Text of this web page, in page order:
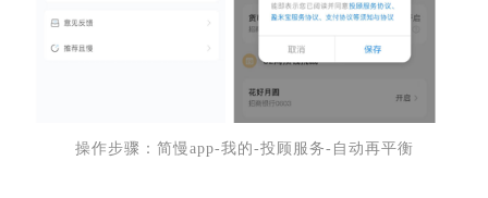
操作步骤：简慢app-我的-投顾服务-自动再平衡